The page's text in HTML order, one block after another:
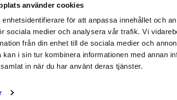
använder cookies
enhetsidentifierare för att anpassa innehållet och
sociala medier och analysera vår trafik. Vi
från din enhet till de sociala medier och
kan i sin tur kombinera informationen med annan
in när du har använt deras tjänster.